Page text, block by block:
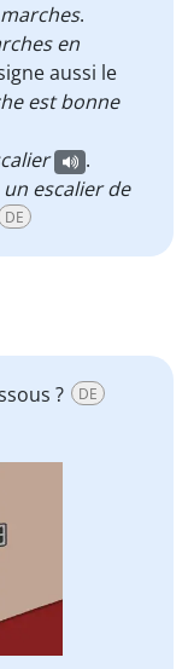
marches.
en
aussi le
est bonne
.
escalier de
DE
? DE